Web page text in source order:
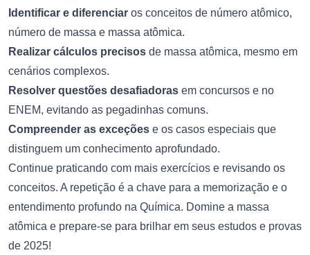
Identificar e diferenciar os conceitos de número atômico,
número de massa e massa atômica.
Realizar cálculos precisos de massa atômica, mesmo em
cenários complexos.
Resolver questões desafiadoras em concursos e no
ENEM, evitando as pegadinhas comuns.
Compreender as exceções e os casos especiais que
distinguem um conhecimento aprofundado.
Continue praticando com mais exercícios e revisando os
conceitos. A repetição é a chave para a memorização e o
entendimento profundo na Química. Domine a massa
atômica e prepare-se para brilhar em seus estudos e provas
de 2025!